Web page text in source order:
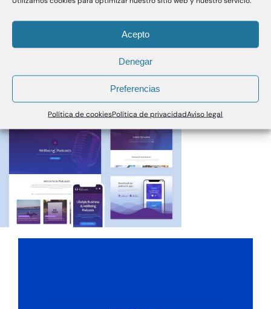
Acepto
Denegar
Preferencias
Política de cookiesPolítica de privacidadAviso legal